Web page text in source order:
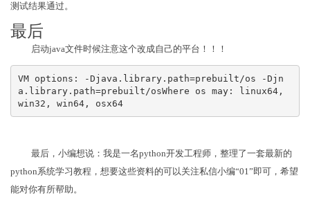
测试结果通过。
最后
启动java文件时候注意这个改成自己的平台！！！
VM options: -Djava.library.path=prebuilt/os -Djn
a.library.path=prebuilt/osWhere os may: linux64,
win32, win64, osx64
最后，小编想说：我是一名python开发工程师，整理了一套最新的
python系统学习教程，想要这些资料的可以关注私信小编“01”即可，希望
能对你有所帮助。